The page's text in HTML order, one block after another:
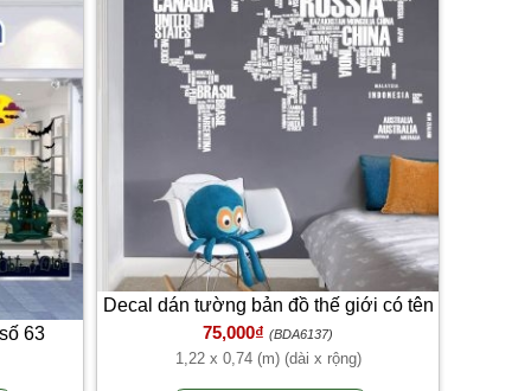
63
Decal dán tường bản đồ thế giới có tên
nước quốc gia
75,000₫ (BDA6137)
1,22 x 0,74 (m) (dài x rộng)